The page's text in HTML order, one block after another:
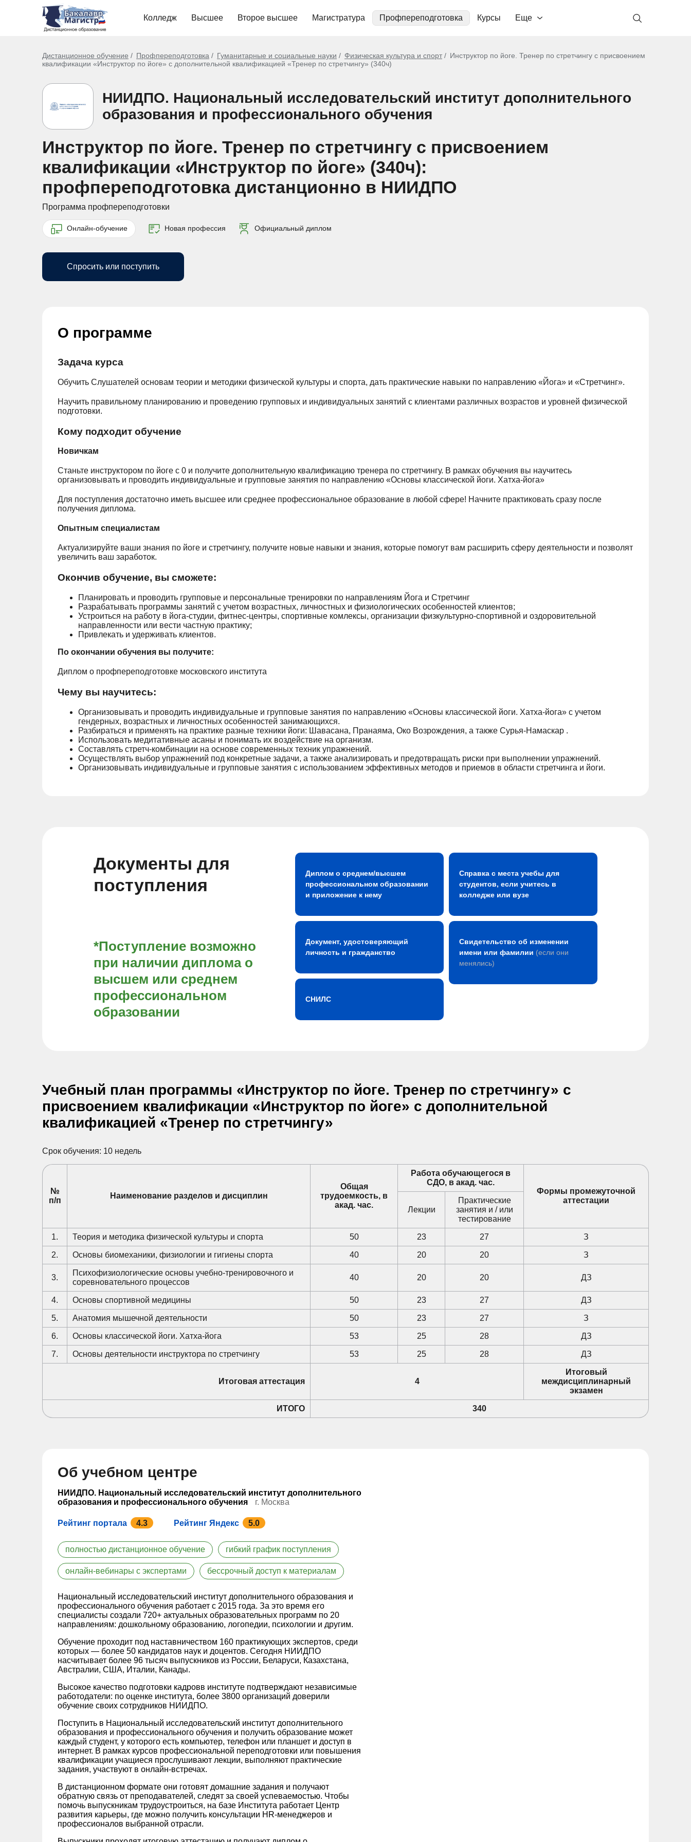
Колледж Высшее Второе высшее Магистратура Профпереподготовка Курсы Еще
Дистанционное обучение Профпереподготовка Гуманитарные и социальные науки Физическая культура и спорт
Инструктор по йоге. Тренер по стретчингу с присвоением
квалификации «Инструктор по йоге» с дополнительной квалификацией «Тренер по стретчингу» (340ч)
НИИДПО. Национальный исследовательский институт дополнительного
образования и профессионального обучения
Инструктор по йоге. Тренер по стретчингу с присвоением
квалификации «Инструктор по йоге» (340ч):
профпереподготовка дистанционно в НИИДПО
Программа профпереподготовки
Онлайн-обучение Новая профессия Официальный диплом
Спросить или поступить
О программе
Задача курса
Обучить Слушателей основам теории и методики физической культуры и спорта, дать практические навыки по направлению «Йога» и «Стретчинг».
Научить правильному планированию и проведению групповых и индивидуальных занятий с клиентами различных возрастов и уровней физической
подготовки.
Кому подходит обучение
Новичкам
Станьте инструктором по йоге с 0 и получите дополнительную квалификацию тренера по стретчингу. В рамках обучения вы научитесь
организовывать и проводить индивидуальные и групповые занятия по направлению «Основы классической йоги. Хатха-йога»
Для поступления достаточно иметь высшее или среднее профессиональное образование в любой сфере! Начните практиковать сразу после
получения диплома.
Опытным специалистам
Актуализируйте ваши знания по йоге и стретчингу, получите новые навыки и знания, которые помогут вам расширить сферу деятельности и позволят
увеличить ваш заработок.
Окончив обучение, вы сможете:
Планировать и проводить групповые и персональные тренировки по направлениям Йога и Стретчинг
Разрабатывать программы занятий с учетом возрастных, личностных и физиологических особенностей клиентов;
Устроиться на работу в йога-студии, фитнес-центры, спортивные комлексы, организации физкультурно-спортивной и оздоровительной
направленности или вести частную практику;
Привлекать и удерживать клиентов.
По окончании обучения вы получите:
Диплом о профпереподготовке московского института
Чему вы научитесь:
Организовывать и проводить индивидуальные и групповые занятия по направлению «Основы классической йоги. Хатха-йога» с учетом
гендерных, возрастных и личностных особенностей занимающихся.
Разбираться и применять на практике разные техники йоги: Шавасана, Пранаяма, Око Возрождения, а также Сурья-Намаскар .
Использовать медитативные асаны и понимать их воздействие на организм.
Составлять стретч-комбинации на основе современных техник упражнений.
Осуществлять выбор упражнений под конкретные задачи, а также анализировать и предотвращать риски при выполнении упражнений.
Организовывать индивидуальные и групповые занятия с использованием эффективных методов и приемов в области стретчинга и йоги.
Документы для
поступления
*Поступление возможно
при наличии диплома о
высшем или среднем
профессиональном
образовании
Диплом о среднем/высшем
профессиональном образовании
и приложение к нему
Документ, удостоверяющий
личность и гражданство
СНИЛС
Справка с места учебы для
студентов, если учитесь в
колледже или вузе
Свидетельство об изменении
имени или фамилии (если они
менялись)
Учебный план программы «Инструктор по йоге. Тренер по стретчингу» с
присвоением квалификации «Инструктор по йоге» с дополнительной
квалификацией «Тренер по стретчингу»
Срок обучения: 10 недель
№
п/п
Наименование разделов и дисциплин
Общая
трудоемкость, в
акад. час.
Работа обучающегося в
СДО, в акад. час.
Формы промежуточной
аттестации
Лекции
Практические
занятия и / или
тестирование
1. Теория и методика физической культуры и спорта 50 23 27 З
2. Основы биомеханики, физиологии и гигиены спорта 40 20 20 З
3.
Психофизиологические основы учебно-тренировочного и
соревновательного процессов
40 20 20 ДЗ
4. Основы спортивной медицины 50 23 27 ДЗ
5. Анатомия мышечной деятельности 50 23 27 З
6. Основы классической йоги. Хатха-йога 53 25 28 ДЗ
7. Основы деятельности инструктора по стретчингу 53 25 28 ДЗ
Итоговая аттестация 4
Итоговый
междисциплинарный
экзамен
ИТОГО 340
Об учебном центре
НИИДПО. Национальный исследовательский институт дополнительного
образования и профессионального обучения
г. Москва
Рейтинг портала 4.3 Рейтинг Яндекс 5.0
полностью дистанционное обучение гибкий график поступления
онлайн-вебинары с экспертами бессрочный доступ к материалам
Национальный исследовательский институт дополнительного образования и
профессионального обучения работает с 2015 года. За это время его
специалисты создали 720+ актуальных образовательных программ по 20
направлениям: дошкольному образованию, логопедии, психологии и другим.
Обучение проходит под наставничеством 160 практикующих экспертов, среди
которых — более 50 кандидатов наук и доцентов. Сегодня НИИДПО
насчитывает более 96 тысяч выпускников из России, Беларуси, Казахстана,
Австралии, США, Италии, Канады.
Высокое качество подготовки кадровв институте подтверждают независимые
работодатели: по оценке института, более 3800 организаций доверили
обучение своих сотрудников НИИДПО.
Поступить в Национальный исследовательский институт дополнительного
образования и профессионального обучения и получить образование может
каждый студент, у которого есть компьютер, телефон или планшет и доступ в
интернет. В рамках курсов профессиональной переподготовки или повышения
квалификации учащиеся прослушивают лекции, выполняют практические
задания, участвуют в онлайн-встречах.
В дистанционном формате они готовят домашние задания и получают
обратную связь от преподавателей, следят за своей успеваемостью. Чтобы
помочь выпускникам трудоустроиться, на базе Института работает Центр
развития карьеры, где можно получить консультации HR-менеджеров и
профессионалов выбранной отрасли.